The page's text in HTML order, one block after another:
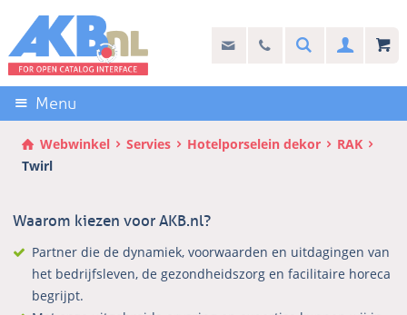
links
over
Direct
naar
de
inhoud
Direct
hoofdmenu
info@akb.nl
Stel uw vraag
030 69 50 814Search
Menu
Webwinkel Servies Hotelporselein dekor
RAK
Twirl
Waarom kiezen voor AKB.nl?
Partner die de dynamiek, voorwaarden en uitdagingen van
het bedrijfsleven, de gezondheidszorg en facilitaire horeca
begrijpt.